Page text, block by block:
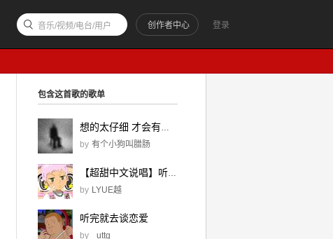
登录
创作者中心
音乐/视频/电台/用户